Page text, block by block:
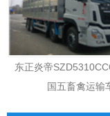
东正炎帝
国五畜禽运输